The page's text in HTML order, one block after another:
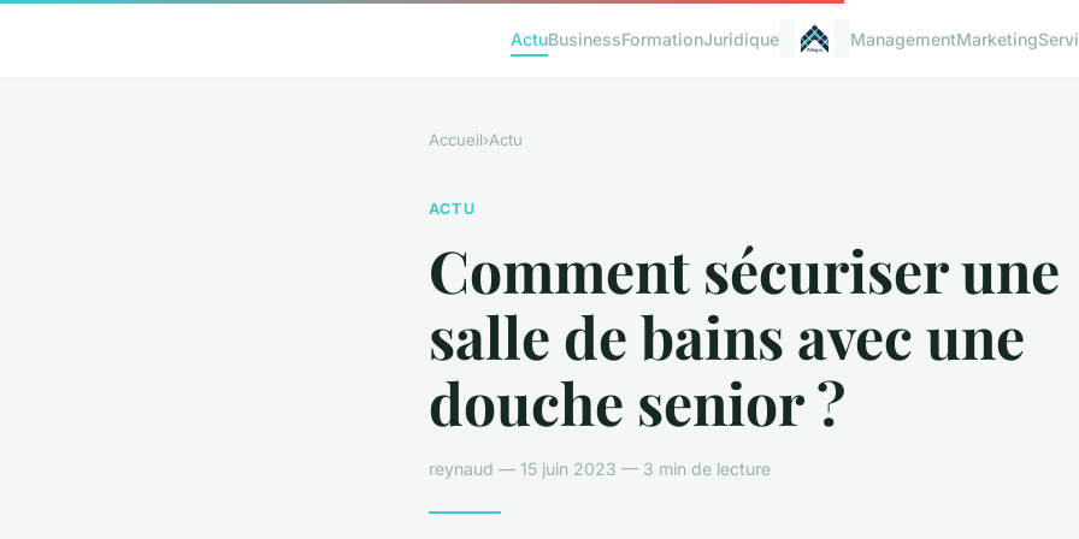
ActuBusinessFormationJuridique ManagementMarketing
Accueil›Actu
ACTU
Comment sécuriser une
salle de bains avec une
douche senior ?
reynaud — 15 juin 2023 — 3 min de lecture